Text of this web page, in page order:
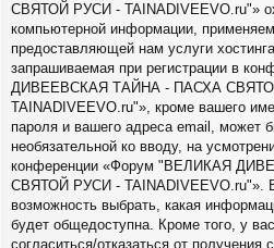
СВЯТОЙ РУСИ - TAINADIVEEVO.ru"»
компьютерной информации,
предоставляющей нам услуги
запрашиваемая при регистрации в
ДИВЕЕВСКАЯ ТАЙНА - ПАСХА
TAINADIVEEVO.ru"», кроме вашего
пароля и вашего адреса email, может
необязательной ко вводу, на
конференции «Форум "ВЕЛИКАЯ
СВЯТОЙ РУСИ - TAINADIVEEVO.ru"».
возможность выбрать, какая
будет общедоступна. Кроме того, у
согласиться/отказаться от получения